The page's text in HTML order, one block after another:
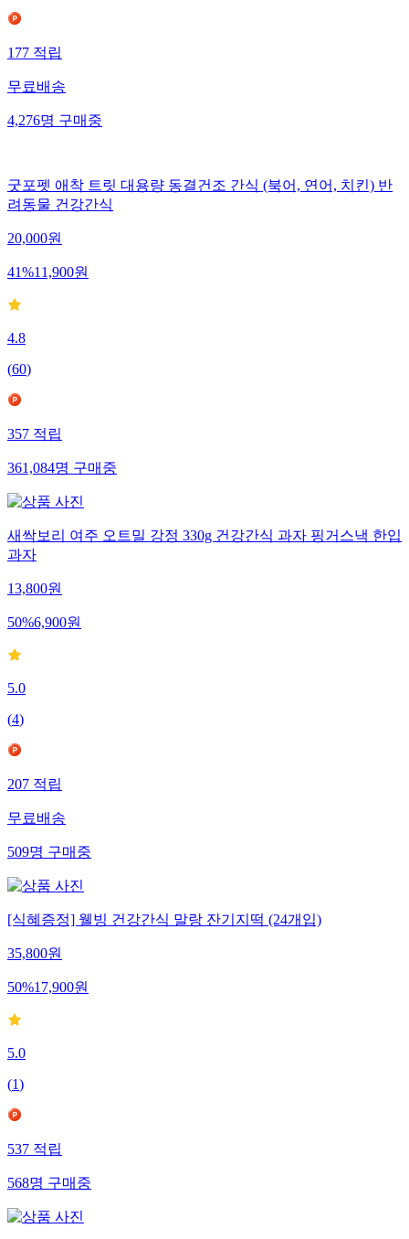
177적립
무료배송
4,276명구매중
굿포펫 애착 트릿 대용량 동결건조 간식 (북어, 연어, 치킨) 반
려동물 건강간식
20,000원
41%11,900원
4.8
(60)
357적립
361,084명구매중
새싹보리 여주 오트밀 강정 330g 건강간식 과자 핑거스낵 한입
과자
13,800원
50%6,900원
5.0
(4)
207적립
무료배송
509명구매중
[식혜증정] 웰빙 건강간식 말랑 잔기지떡 (24개입)
35,800원
50%17,900원
5.0
(1)
537적립
568명구매중